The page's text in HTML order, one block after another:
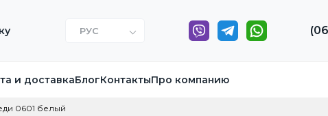
РУС
и доставкаБлогКонтактыПро компанию
0601 белый